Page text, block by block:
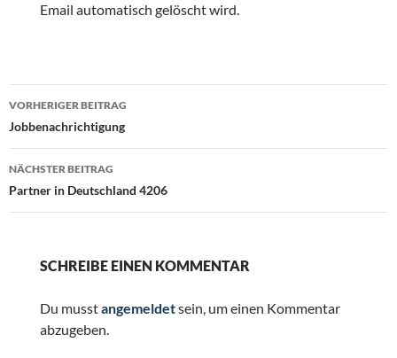
Email automatisch gelöscht wird.
Beitragsnavigation
VORHERIGER BEITRAG
Jobbenachrichtigung
NÄCHSTER BEITRAG
Partner in Deutschland 4206
SCHREIBE EINEN KOMMENTAR
Du musstangemeldetsein, um einen Kommentar
abzugeben.